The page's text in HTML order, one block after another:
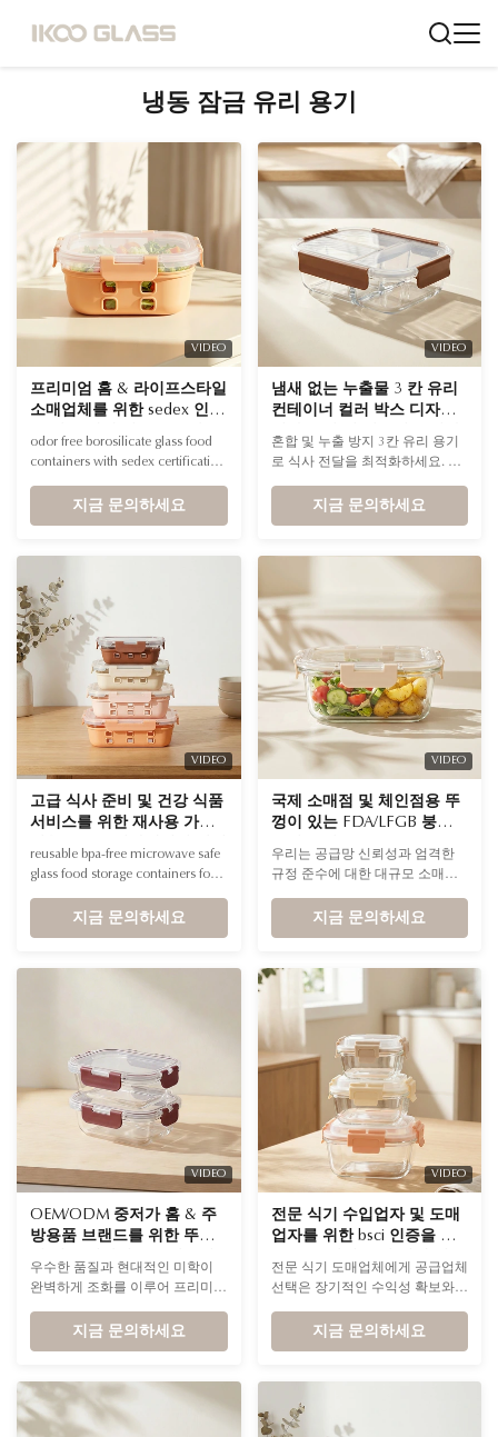
냉동 잠금 유리 용기
VIDEO
프리미엄 홈 & 라이프스타일
소매업체를 위한 sedex 인증
리 식품 용기
odor free borosilicate glass food
containers with sedex certification
retailers Name odor free
borosilicate glass food containers
retailers Color Transparent and
customizable Application Safe in
microwave, oven, ...
지금 문의하세요
VIDEO
냄새 없는 누출물 3 칸 유리
컨테이너 컬러 박스 디자인
식사 준비 및 피트니스 식사
서비스 제공 업체
혼합 및 누출 방지 3칸 유리 용기
로 식사 전달을 최적화하세요. 냄
을 갖추고 있어 재료를 완벽하게
분리하고 신선하게 유지합니다.
족시키는 내구성이 뛰어난 전문가
급 컨테이너로 브랜드를 향상시키
세요.
지금 문의하세요
VIDEO
고급 식사 준비 및 건강 식품
서비스를 위한 재사용 가능
한 bpa-free 전자레인지 안전
유리 식품 보관 용기
reusable bpa-free microwave safe
glass food storage containers for
services Name reusable bpa-free
microwave safe glass food storage
지금 문의하세요
VIDEO
국제 소매점 및 체인점용 뚜
껑이 있는 FDA/LFGB 붕규산
유리 용기
우리는 공급망 신뢰성과 엄격한
규정 준수에 대한 대규모 소매점
사항을 이해합니다.
지금 문의하세요
VIDEO
OEM/ODM 중저가 홈 & 주
방용품 브랜드를 위한 뚜껑
이 있는 친환경 붕규산유리
식품 보관 용기
우수한 품질과 현대적인 미학이
완벽하게 조화를 이루어 프리미엄
레이드해 보세요. 중급 및 고급 가
정 및 라이프스타일 브랜드를 위
산 유리 식품 보관 용기는 FDA 및
LFGB 표준의 완벽한 인증을 받았
습니다.
지금 문의하세요
VIDEO
전문 식기 수입업자 및 도매
업자를 위한 bsci 인증을 받
은 오븐 안전 유리 밀폐 식품
저장 용기
전문 식기 도매업체에게 공급업체
선택은 장기적인 수익성 확보와
규산 유리 제품 그 이상을 제공합
니다. 우리는 완전한 '시장 승리 솔
지금 문의하세요